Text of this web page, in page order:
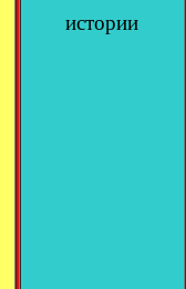
истории